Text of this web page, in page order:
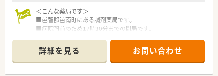
■最新のシステムで働き易さをサポートできる環境がございま
す。現場のニーズに合わせて、薬歴やレセコンシステムを全店入
れ替えを行い、薬剤師様が働きやすい環境を整えられています。
全店ピッキングシステム（バーコード読み込み＋写真撮影可能）
を導入や、
自動監査システムも導入されており、調剤過誤防止を会社として
サポートされています。
＜こんな薬局です＞
■邑智郡邑南町にある調剤薬局です。
■病院門前のため17時30分までの開局です。
■処方箋は1日あたり133枚程度。
薬剤師は常勤4名在籍しています。
事務員も5名と人数の多い店舗です。
詳細を見る お問い合わせ